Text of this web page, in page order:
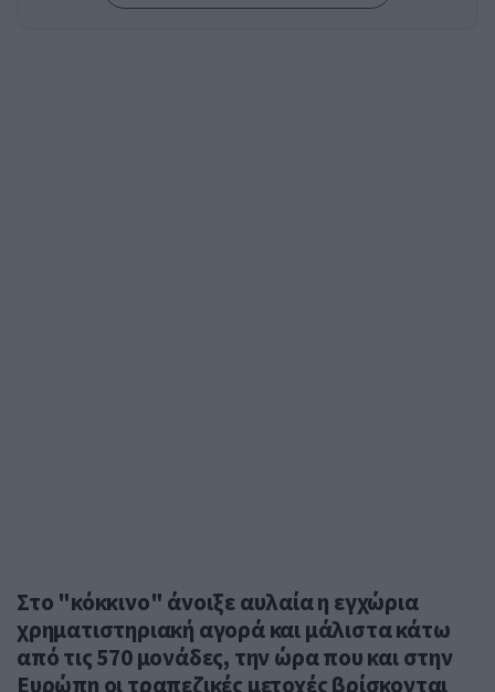
Στο "κόκκινο" άνοιξε αυλαία η εγχώρια
χρηματιστηριακή αγορά και μάλιστα κάτω
από τις 570 μονάδες, την ώρα που και στην
Ευρώπη οι τραπεζικές μετοχές βρίσκονται